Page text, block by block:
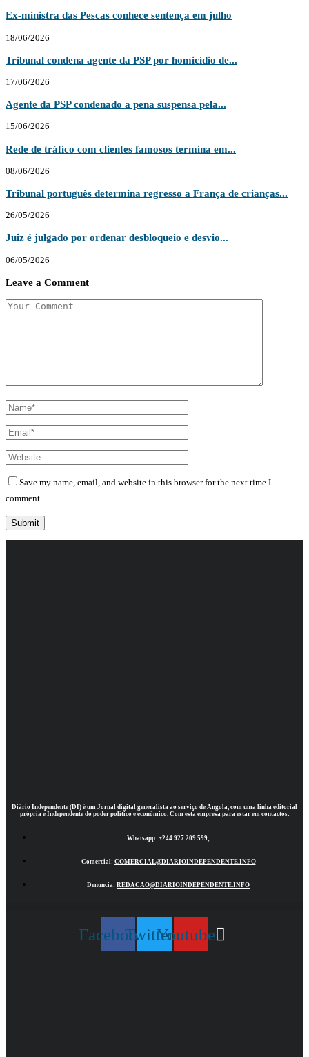
Ex-ministra das Pescas conhece sentença em julho
18/06/2026
Tribunal condena agente da PSP por homicídio de...
17/06/2026
Agente da PSP condenado a pena suspensa pela...
15/06/2026
Rede de tráfico com clientes famosos termina em...
08/06/2026
Tribunal português determina regresso a França de crianças...
26/05/2026
Juiz é julgado por ordenar desbloqueio e desvio...
06/05/2026
Leave a Comment
Save my name, email, and website in this browser for the next time I
comment.
Diário Independente (DI) é um Jornal digital generalista ao serviço de Angola, com uma linha editorial
própria e Independente do poder político e económico. Com esta empresa para estar em contactos:
Whatsapp: +244 927 209 599;
Comercial: COMERCIAL@DIARIOINDEPENDENTE.INFO
Denuncia: REDACAO@DIARIOINDEPENDENTE.INFO
FacebookTwitterYoutube